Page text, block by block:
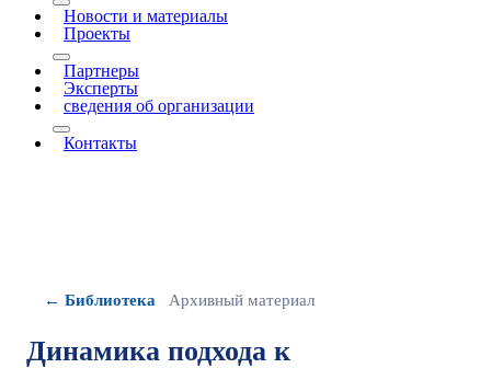
More about: Обучение
Новости и материалы
Проекты
More about: Проекты
Партнеры
Эксперты
сведения об организации
More about: сведения об организации
Контакты
← Библиотека Архивный материал
Динамика подхода к